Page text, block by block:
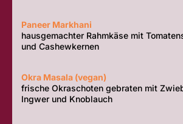
Paneer Markhani
hausgemachter Rahmkäse mit
und Cashewkernen
Okra Masala (vegan)
frische Okraschoten gebraten mit
Ingwer und Knoblauch